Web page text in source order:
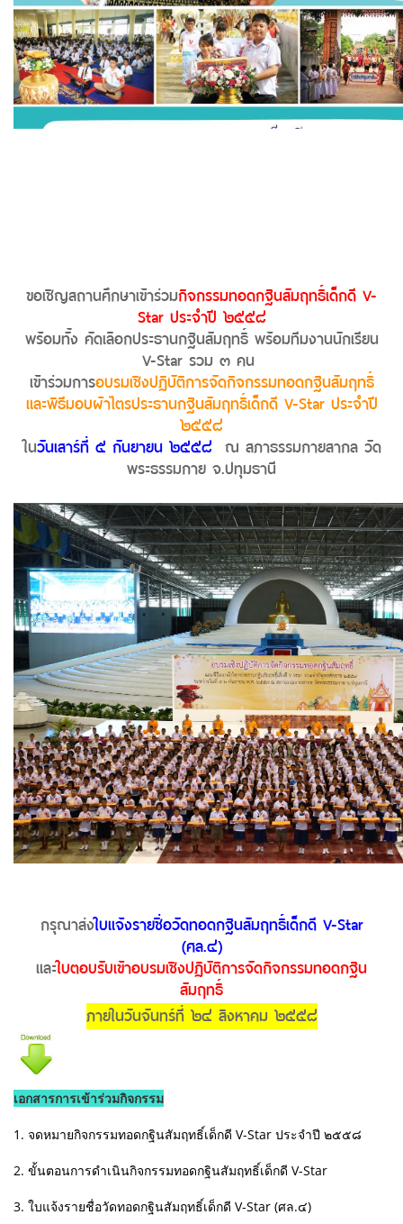
ขอเชิญสถานศึกษาเข้าร่วมกิจกรรมทอดกฐินสัมฤทธิ์เด็กดี V-
Star ประจำปี ๒๕๕๘
พร้อมทั้ง คัดเลือกประธานกฐินสัมฤทธิ์ พร้อมทีมงานนักเรียน
V-Star รวม ๓ คน
เข้าร่วมการอบรมเชิงปฏิบัติการจัดกิจกรรมทอดกฐินสัมฤทธิ์
และพิธีมอบผ้าไตรประธานกฐินสัมฤทธิ์เด็กดี V-Star ประจำปี
๒๕๕๘
ในวันเสาร์ที่ ๕ กันยายน ๒๕๕๘ ณ สภาธรรมกายสากล วัด
พระธรรมกาย จ.ปทุมธานี
กรุณาส่งใบแจ้งรายชื่อวัดทอดกฐินสัมฤทธิ์เด็กดี V-Star
(ศล.๔)
และใบตอบรับเข้าอบรมเชิงปฏิบัติการจัดกิจกรรมทอดกฐิน
สัมฤทธิ์
ภายในวันจันทร์ที่ ๒๔ สิงหาคม ๒๕๕๘
เอกสารการเข้าร่วมกิจกรรม
1. จดหมายกิจกรรมทอดกฐินสัมฤทธิ์เด็กดี V-Star ประจำปี ๒๕๕๘
2. ขั้นตอนการดำเนินกิจกรรมทอดกฐินสัมฤทธิ์เด็กดี V-Star
3. ใบแจ้งรายชื่อวัดทอดกฐินสัมฤทธิ์เด็กดี V-Star (ศล.๔)